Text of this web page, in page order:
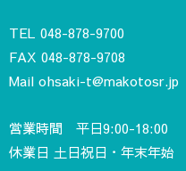
TEL 048-878-9700
FAX 048-878-9708
Mail ohsaki-t@makotosr.jp
営業時間 平日9:00-18:00
休業日 土日祝日・年末年始